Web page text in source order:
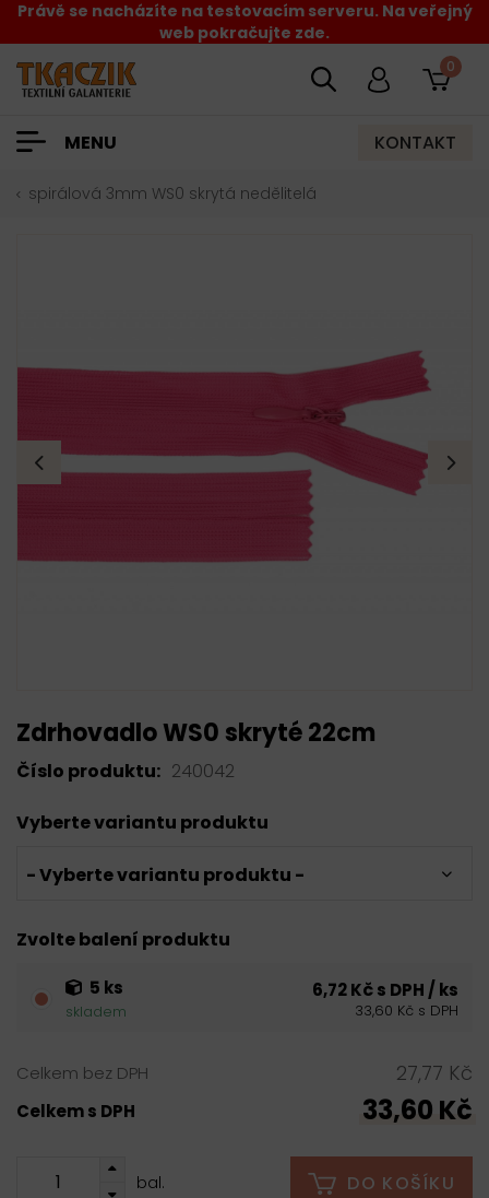
Právě se nacházíte na testovacím serveru. Na veřejný
web pokračujte zde.
0
MENU KONTAKT
spirálová 3mm WS0 skrytá nedělitelá
Zdrhovadlo WS0 skryté 22cm
Číslo produktu: 240042
Vyberte variantu produktu
- Vyberte variantu produktu -
Zvolte balení produktu
5 ks
skladem
6,72 Kč s DPH / ks
33,60 Kč s DPH
Celkem bez DPH 27,77 Kč
Celkem s DPH 33,60 Kč
bal. DO KOŠÍKU